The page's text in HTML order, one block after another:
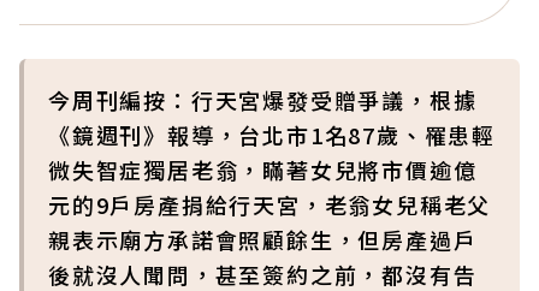
今周刊編按：行天宮爆發受贈爭議，根據
《鏡週刊》報導，台北市1名87歲、罹患輕
微失智症獨居老翁，瞞著女兒將市價逾億
元的9戶房產捐給行天宮，老翁女兒稱老父
親表示廟方承諾會照顧餘生，但房產過戶
後就沒人聞問，甚至簽約之前，都沒有告